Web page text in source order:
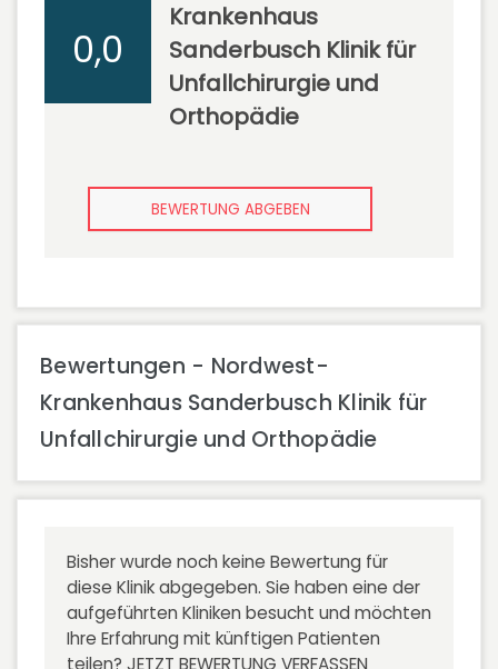
0,0
Krankenhaus
Sanderbusch Klinik für
Unfallchirurgie und
Orthopädie
BEWERTUNG ABGEBEN
Bewertungen - Nordwest-
Krankenhaus Sanderbusch Klinik für
Unfallchirurgie und Orthopädie
Bisher wurde noch keine Bewertung für
diese Klinik abgegeben. Sie haben eine der
aufgeführten Kliniken besucht und möchten
Ihre Erfahrung mit künftigen Patienten
teilen? JETZT BEWERTUNG VERFASSEN